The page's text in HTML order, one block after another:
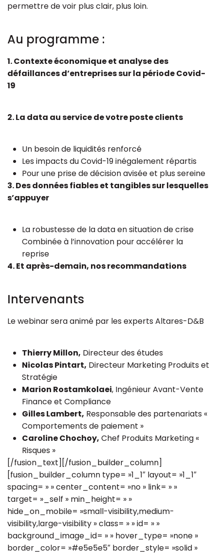
permettre de voir plus clair, plus loin.
Au programme :
1. Contexte économique et analyse des
défaillances d’entreprises sur la période Covid-
19
2. La data au service de votre poste clients
Un besoin de liquidités renforcé
Les impacts du Covid-19 inégalement répartis
Pour une prise de décision avisée et plus sereine
3. Des données fiables et tangibles sur lesquelles
s’appuyer
La robustesse de la data en situation de crise
Combinée à l’innovation pour accélérer la
reprise
4. Et après-demain, nos recommandations
Intervenants
Le webinar sera animé par les experts Altares-D&B
Thierry Millon, Directeur des études
Nicolas Pintart, Directeur Marketing Produits et
Stratégie
Marion Rostamkolaei, Ingénieur Avant-Vente
Finance et Compliance
Gilles Lambert, Responsable des partenariats «
Comportements de paiement »
Caroline Chochoy, Chef Produits Marketing «
Risques »
[/fusion_text][/fusion_builder_column]
[fusion_builder_column type= »1_1″ layout= »1_1″
spacing= » » center_content= »no » link= » »
target= »_self » min_height= » »
hide_on_mobile= »small-visibility,medium-
visibility,large-visibility » class= » » id= » »
background_image_id= » » hover_type= »none »
border_color= »#e5e5e5″ border_style= »solid »